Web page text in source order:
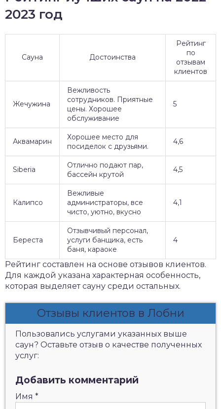
2023 год
Сауна Достоинства
Рейтинг
по
отзывам
клиентов
Жечужина
Вежливость
сотрудников. Приятные
цены. Хорошее
обслуживание
5
Аквамарин
Хорошее место для
посиделок с друзьями.
4,6
Siberia
Отлично подают пар,
бассейн крутой
4,5
Калипсо
Вежливые
администраторы, все
чисто, уютно, вкусно
4,1
Береста
Отзывчивый персонал,
услуги банщика, есть
баня, караоке
4
Рейтинг составлен на основе отзывов клиентов.
Для каждой указана характерная особенность,
которая выделяет сауну среди остальных.
Отзывы клиентов в Лобни
Пользовались услугами указанных выше
саун? Оставьте отзыв о качестве полученных
услуг:
Добавить комментарий
Имя *